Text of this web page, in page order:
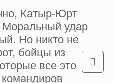
Катыр-Юрт
Моральный удар
Но никто не
бойцы из
все это